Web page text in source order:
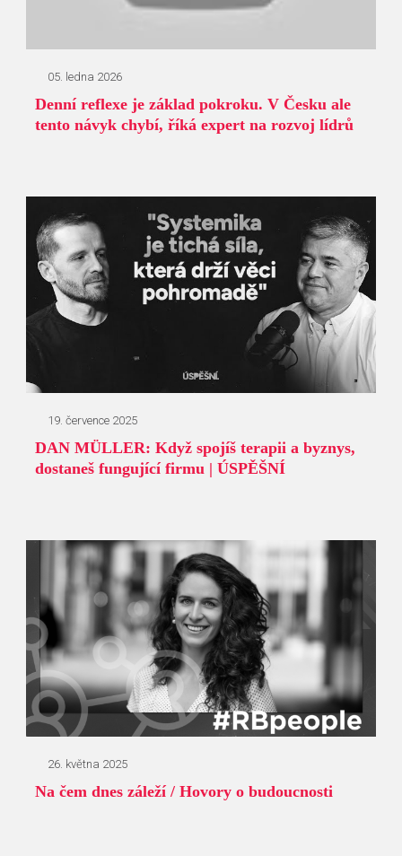
05. ledna 2026
Denní reflexe je základ pokroku. V Česku ale
tento návyk chybí, říká expert na rozvoj lídrů
19. července 2025
DAN MÜLLER: Když spojíš terapii a byznys,
dostaneš fungující firmu | ÚSPĚŠNÍ
26. května 2025
Na čem dnes záleží / Hovory o budoucnosti